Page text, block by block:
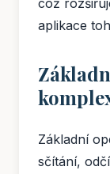
aplikace
Základní
sčítání,